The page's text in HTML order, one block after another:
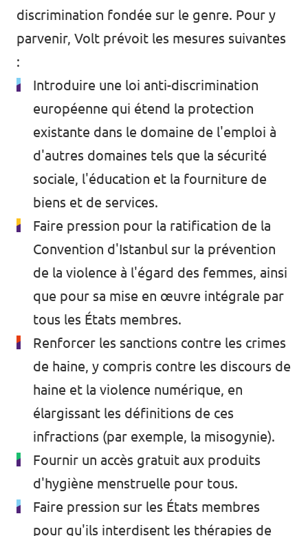
discrimination fondée sur le genre. Pour y
parvenir, Volt prévoit les mesures suivantes
:
Introduire une loi anti-discrimination
européenne qui étend la protection
existante dans le domaine de l'emploi à
d'autres domaines tels que la sécurité
sociale, l'éducation et la fourniture de
biens et de services.
Faire pression pour la ratification de la
Convention d'Istanbul sur la prévention
de la violence à l'égard des femmes, ainsi
que pour sa mise en œuvre intégrale par
tous les États membres.
Renforcer les sanctions contre les crimes
de haine, y compris contre les discours de
haine et la violence numérique, en
élargissant les définitions de ces
infractions (par exemple, la misogynie).
Fournir un accès gratuit aux produits
d'hygiène menstruelle pour tous.
Faire pression sur les États membres
pour qu'ils interdisent les thérapies de